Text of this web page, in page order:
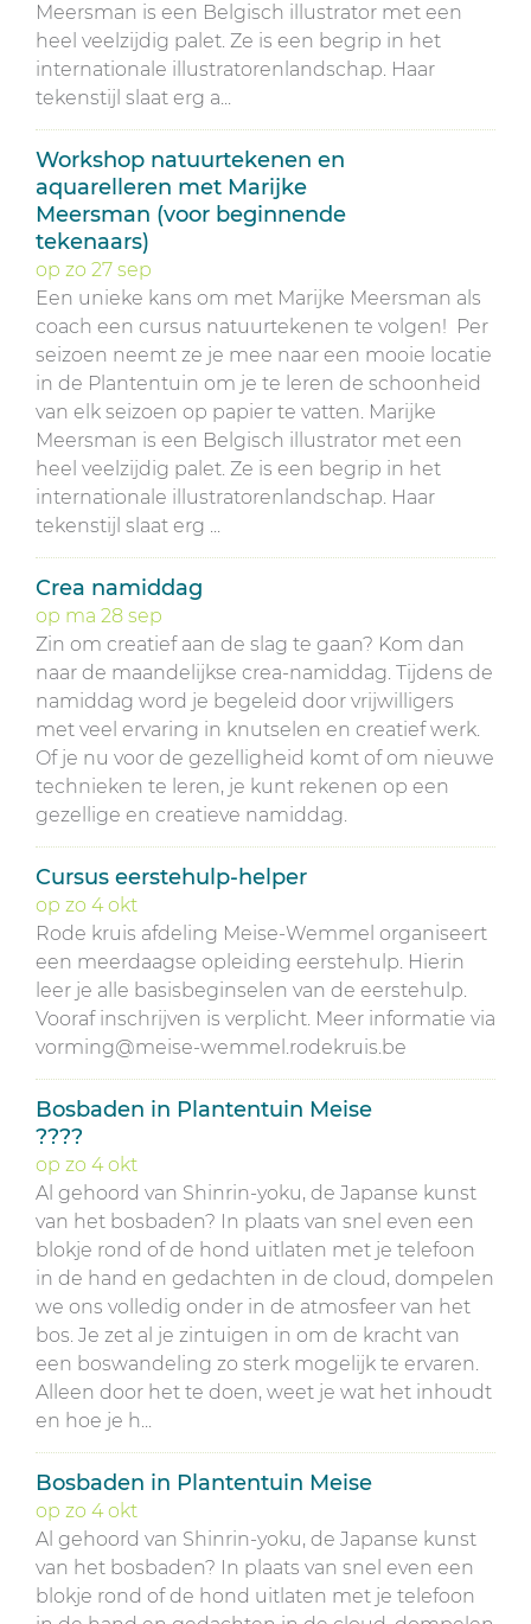
Meersman is een Belgisch illustrator met een
heel veelzijdig palet. Ze is een begrip in het
internationale illustratorenlandschap. Haar
tekenstijl slaat erg a...
Workshop natuurtekenen en
aquarelleren met Marijke
Meersman (voor beginnende
tekenaars)
op zo 27 sep
Een unieke kans om met Marijke Meersman als
coach een cursus natuurtekenen te volgen! Per
seizoen neemt ze je mee naar een mooie locatie
in de Plantentuin om je te leren de schoonheid
van elk seizoen op papier te vatten. Marijke
Meersman is een Belgisch illustrator met een
heel veelzijdig palet. Ze is een begrip in het
internationale illustratorenlandschap. Haar
tekenstijl slaat erg ...
Crea namiddag
op ma 28 sep
Zin om creatief aan de slag te gaan? Kom dan
naar de maandelijkse crea-namiddag. Tijdens de
namiddag word je begeleid door vrijwilligers
met veel ervaring in knutselen en creatief werk.
Of je nu voor de gezelligheid komt of om nieuwe
technieken te leren, je kunt rekenen op een
gezellige en creatieve namiddag.
Cursus eerstehulp-helper
op zo 4 okt
Rode kruis afdeling Meise-Wemmel organiseert
een meerdaagse opleiding eerstehulp. Hierin
leer je alle basisbeginselen van de eerstehulp.
Vooraf inschrijven is verplicht. Meer informatie via
vorming@meise-wemmel.rodekruis.be
Bosbaden in Plantentuin Meise
????
op zo 4 okt
Al gehoord van Shinrin-yoku, de Japanse kunst
van het bosbaden? In plaats van snel even een
blokje rond of de hond uitlaten met je telefoon
in de hand en gedachten in de cloud, dompelen
we ons volledig onder in de atmosfeer van het
bos. Je zet al je zintuigen in om de kracht van
een boswandeling zo sterk mogelijk te ervaren.
Alleen door het te doen, weet je wat het inhoudt
en hoe je h...
Bosbaden in Plantentuin Meise
op zo 4 okt
Al gehoord van Shinrin-yoku, de Japanse kunst
van het bosbaden? In plaats van snel even een
blokje rond of de hond uitlaten met je telefoon